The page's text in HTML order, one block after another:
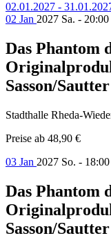
02.01.2027 -
02 Jan 2027 Sa. - 20:00
Das Phantom
Sasson/Sautter
Stadthalle Rheda-
Preise ab 48,90 €
03 Jan 2027 So. - 18:00
Das Phantom
Sasson/Sautter